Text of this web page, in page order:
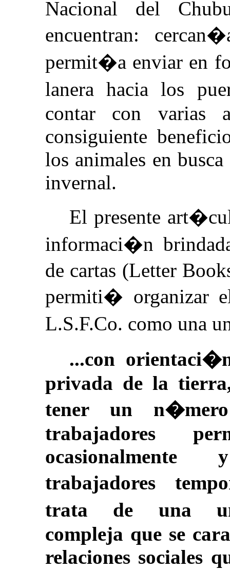
Nacional del
encuentran:
permit�a enviar en
lanera hacia los
contar con varias
consiguiente
los animales en
invernal.
El presente
informaci�n
de cartas (Letter
permiti� organizar
L.S.F.Co. como una
...con
privada de la
tener un
trabajadores
trabajadores
trata de una
compleja que se
relaciones sociales